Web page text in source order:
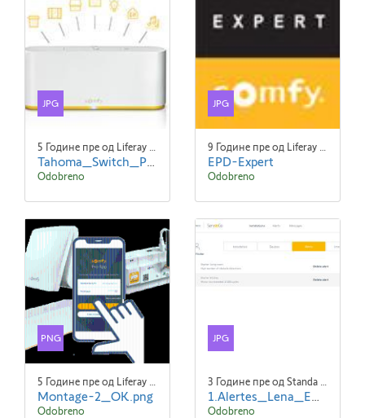
JPG
5 Године пре од Liferay Admin Liferay Admin
Tahoma_Switch_Picto.jpg
Odobreno
JPG
9 Године пре од Liferay Admin Liferay Admin
EPD-Expert
Odobreno
PNG
5 Године пре од Liferay Admin Liferay Admin
Montage-2_OK.png
Odobreno
JPG
3 Године пре од Standa Blaha
1.Alertes_Lena_EN.jpg
Odobreno